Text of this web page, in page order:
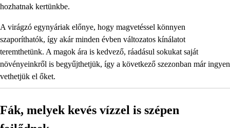
hozhatnak kertünkbe.
A virágzó egynyáriak előnye, hogy magvetéssel könnyen
szaporíthatók, így akár minden évben változatos kínálatot
teremthetünk. A magok ára is kedvező, ráadásul sokukat saját
növényeinkről is begyűjthetjük, így a következő szezonban már ingyen
vethetjük el őket.
Fák, melyek kevés vízzel is szépen